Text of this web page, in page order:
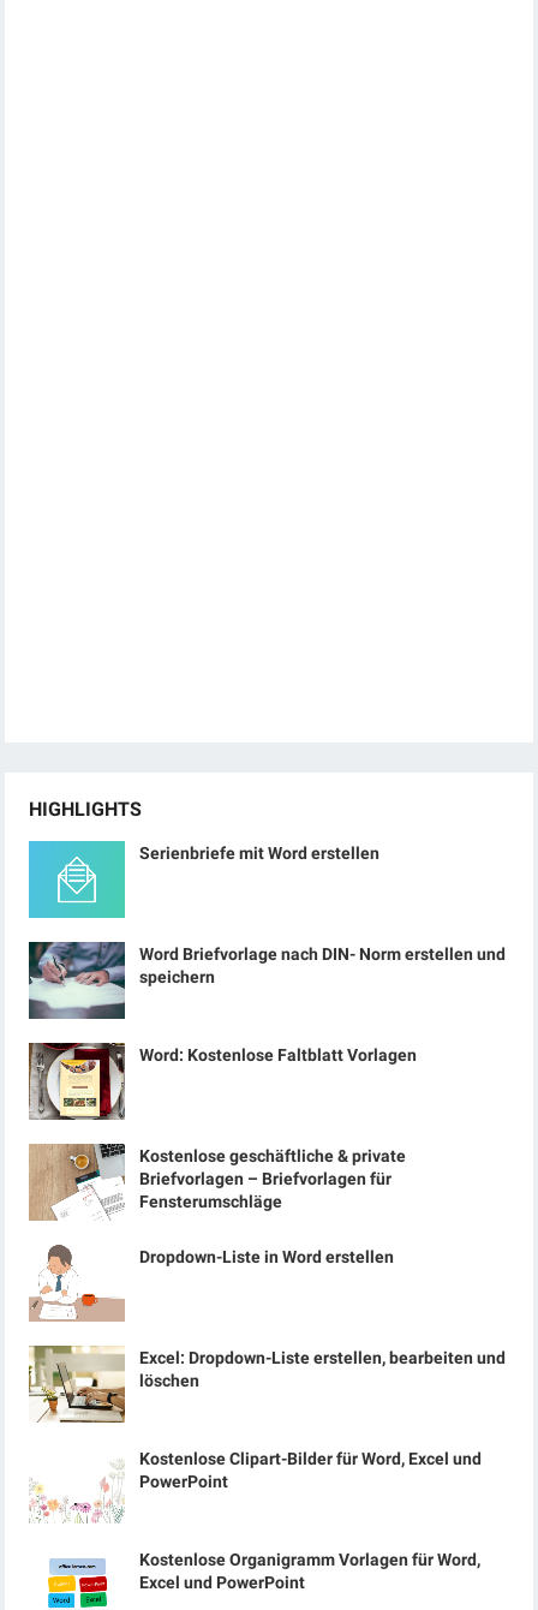
HIGHLIGHTS
Serienbriefe mit Word erstellen
Word Briefvorlage nach DIN- Norm erstellen und
speichern
Word: Kostenlose Faltblatt Vorlagen
Kostenlose geschäftliche & private
Briefvorlagen – Briefvorlagen für
Fensterumschläge
Dropdown-Liste in Word erstellen
Excel: Dropdown-Liste erstellen, bearbeiten und
löschen
Kostenlose Clipart-Bilder für Word, Excel und
PowerPoint
Kostenlose Organigramm Vorlagen für Word,
Excel und PowerPoint